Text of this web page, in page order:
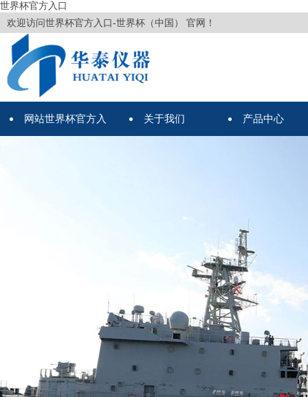
世界杯官方入口
欢迎访问世界杯官方入口-世界杯（中国） 官网！
网站世界杯官方入 关于我们 产品中心